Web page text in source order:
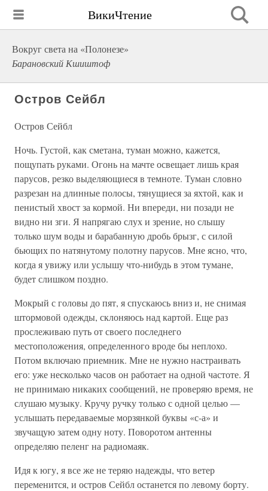
ВикиЧтение
Вокруг света на «Полонезе»
Барановский Кшиштоф
Остров Сейбл
Остров Сейбл
Ночь. Густой, как сметана, туман можно, кажется,
пощупать руками. Огонь на мачте освещает лишь края
парусов, резко выделяющиеся в темноте. Туман словно
разрезан на длинные полосы, тянущиеся за яхтой, как и
пенистый хвост за кормой. Ни впереди, ни позади не
видно ни зги. Я напрягаю слух и зрение, но слышу
только шум воды и барабанную дробь брызг, с силой
бьющих по натянутому полотну парусов. Мне ясно, что,
когда я увижу или услышу что-нибудь в этом тумане,
будет слишком поздно.
Мокрый с головы до пят, я спускаюсь вниз и, не снимая
штормовой одежды, склоняюсь над картой. Еще раз
прослеживаю путь от своего последнего
местоположения, определенного вроде бы неплохо.
Потом включаю приемник. Мне не нужно настраивать
его: уже несколько часов он работает на одной частоте. Я
не принимаю никаких сообщений, не проверяю время, не
слушаю музыку. Кручу ручку только с одной целью —
услышать передаваемые морзянкой буквы «с-а» и
звучащую затем одну ноту. Поворотом антенны
определяю пеленг на радиомаяк.
Идя к югу, я все же не теряю надежды, что ветер
переменится, и остров Сейбл останется по левому борту.